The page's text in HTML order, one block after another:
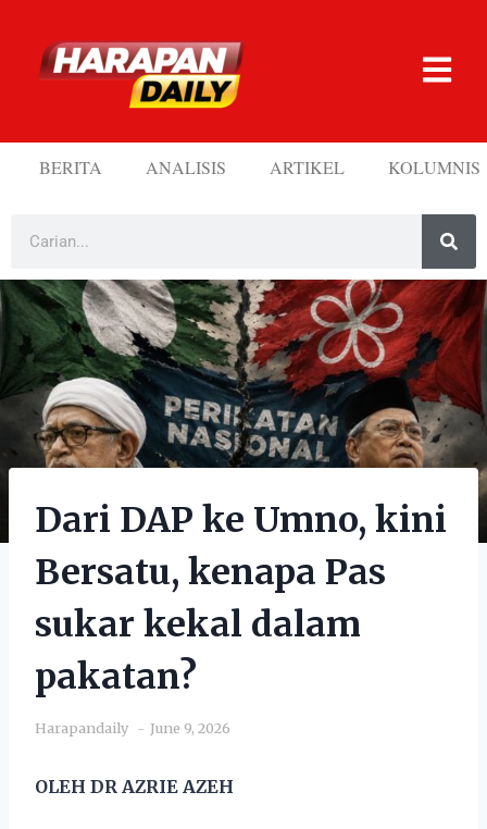
BERITA ANALISIS ARTIKEL KOLUMNIS
Dari DAP ke Umno, kini
Bersatu, kenapa Pas
sukar kekal dalam
pakatan?
Harapandaily June 9, 2026
OLEH DR AZRIE AZEH